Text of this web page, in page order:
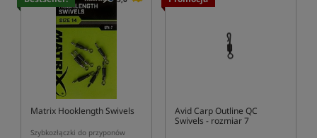
Matrix Hooklength Swivels
Szybkozłączki do przyponów
Avid Carp Outline QC
Swivels - rozmiar 7